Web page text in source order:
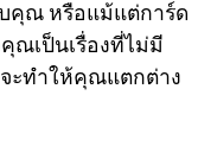
คุณ หรือแม้แต่การ์ด
ณเป็นเรื่องที่ไม่มี
ะทำให้คุณแตกต่าง